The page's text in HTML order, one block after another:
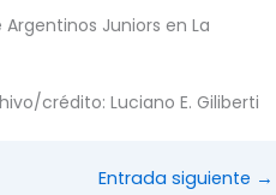
Juniors en La
crédito: Luciano E. Giliberti
Entrada siguiente →